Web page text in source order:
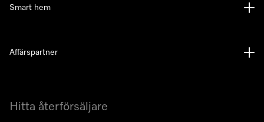
Hitta återförsäljare
Smart hem
Affärspartner